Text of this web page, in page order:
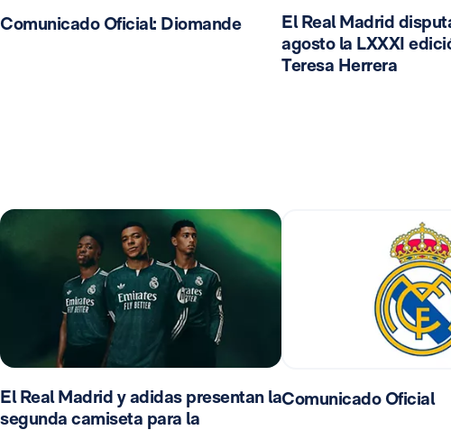
Comunicado Oficial: Diomande
El Real Madrid
agosto la LXXXI
Teresa Herrera
El Real Madrid y adidas presentan la
segunda camiseta para la
Comunicado Oficial